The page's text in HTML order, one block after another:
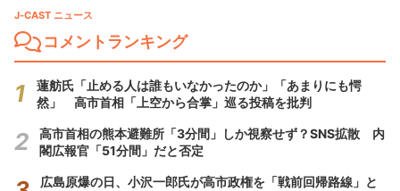
J-CAST ニュース
コメントランキング
蓮舫氏「止める人は誰もいなかったのか」「あまりにも愕
然」 高市首相「上空から合掌」巡る投稿を批判
高市首相の熊本避難所「3分間」しか視察せず？SNS拡散 内
閣広報官「51分間」だと否定
広島原爆の日、小沢一郎氏が高市政権を「戦前回帰路線」と